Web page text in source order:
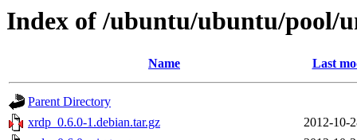
Index of /ubuntu/ubuntu/pool/
Name Last
Parent Directory
xrdp_0.6.0-1.debian.tar.gz
2012-10-